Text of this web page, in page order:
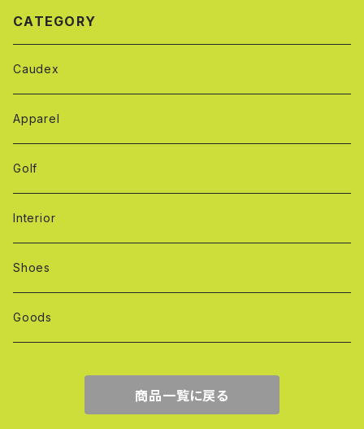
CATEGORY
Caudex
Apparel
Golf
Interior
Shoes
Goods
商品一覧に戻る